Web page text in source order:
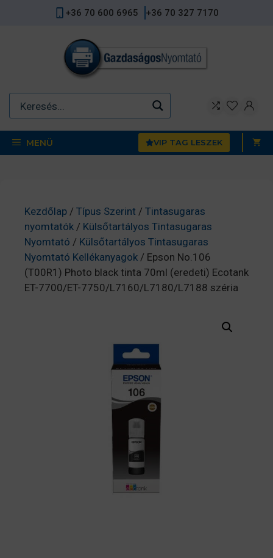
+36 70 600 6965 +36 70 327 7170
MENÜ VIP TAG LESZEK
Kezdőlap / Típus Szerint / Tintasugaras
nyomtatók / Külsőtartályos Tintasugaras
Nyomtató / Külsőtartályos Tintasugaras
Nyomtató Kellékanyagok / Epson No.106
(T00R1) Photo black tinta 70ml (eredeti) Ecotank
ET-7700/ET-7750/L7160/L7180/L7188 széria